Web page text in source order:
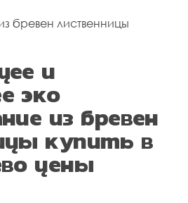
бревен лиственницы
и
эко
из бревен
купить в
цены